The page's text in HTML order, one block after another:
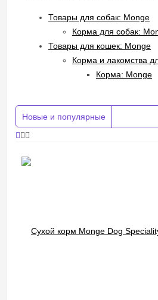
Товары для собак: Monge
Корма для собак:
Товары для кошек: Monge
Корма и лакомства
Корма: Monge
Новые и популярные